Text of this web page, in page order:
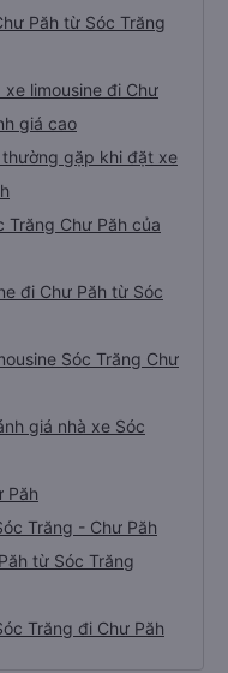
Păh từ Sóc Trăng
xe limousine đi Chư
giá cao
gặp khi đặt xe
Trăng Chư Păh của
đi Chư Păh từ Sóc
Sóc Trăng Chư
giá nhà xe Sóc
Păh
Trăng - Chư Păh
từ Sóc Trăng
Trăng đi Chư Păh